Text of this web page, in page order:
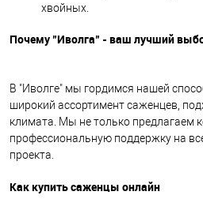
хвойных.
Почему "Иволга" - ваш лучший
В "Иволге" мы гордимся нашей
широкий ассортимент саженцев,
климата. Мы не только предлагаем
профессиональную поддержку на
проекта.
Как купить саженцы онлайн